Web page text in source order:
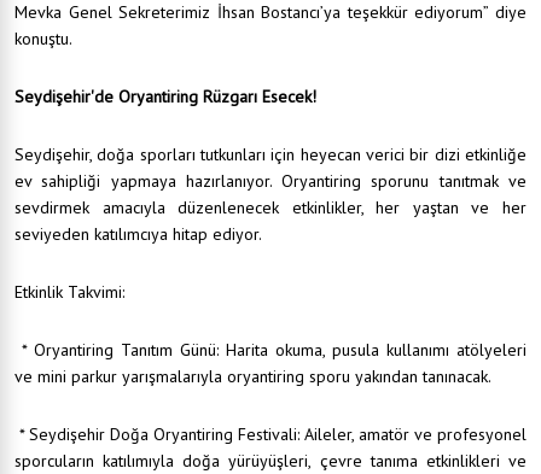
Mevka Genel Sekreterimiz İhsan Bostancı’ya teşekkür ediyorum” diye
konuştu.
Seydişehir'de Oryantiring Rüzgarı Esecek!
Seydişehir, doğa sporları tutkunları için heyecan verici bir dizi etkinliğe
ev sahipliği yapmaya hazırlanıyor. Oryantiring sporunu tanıtmak ve
sevdirmek amacıyla düzenlenecek etkinlikler, her yaştan ve her
seviyeden katılımcıya hitap ediyor.
Etkinlik Takvimi:
* Oryantiring Tanıtım Günü: Harita okuma, pusula kullanımı atölyeleri
ve mini parkur yarışmalarıyla oryantiring sporu yakından tanınacak.
* Seydişehir Doğa Oryantiring Festivali: Aileler, amatör ve profesyonel
sporcuların katılımıyla doğa yürüyüşleri, çevre tanıma etkinlikleri ve